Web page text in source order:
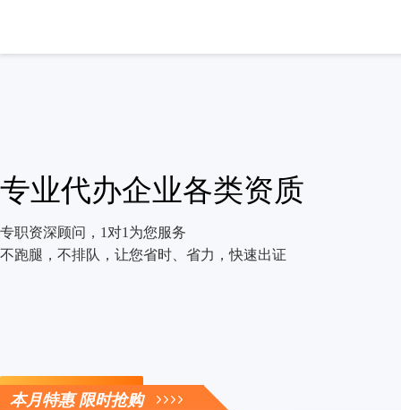
专业代办企业各类资质
专职资深顾问，1对1为您服务
不跑腿，不排队，让您省时、省力，快速出证
立即咨询
本月特惠 限时抢购